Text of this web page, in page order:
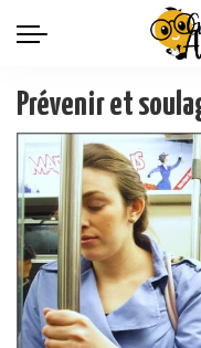
Prévenir et